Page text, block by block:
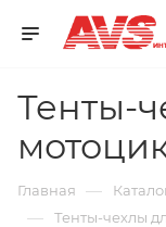
Тенты-
Главная —
— Тенты-чехлы